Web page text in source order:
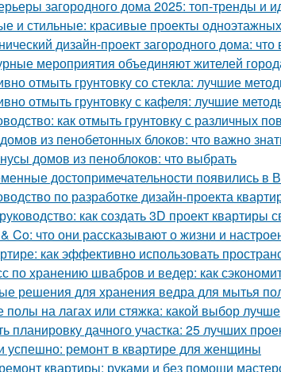
загородного дома 2025: топ-тренды и
и стильные: красивые проекты
дизайн-проект загородного дома: что
мероприятия объединяют жителей
отмыть грунтовку со стекла: лучшие
отмыть грунтовку с кафеля: лучшие
как отмыть грунтовку с различных
из пенобетонных блоков: что важно
домов из пеноблоков: что выбрать
достопримечательности появились в
по разработке дизайн-проекта
как создать 3D проект квартиры
Co: что они рассказывают о жизни и
как эффективно использовать
по хранению швабров и ведер: как
решения для хранения ведра для мытья
на лагах или стяжка: какой выбор лучше
планировку дачного участка: 25 лучших
успешно: ремонт в квартире для женщины
квартиры: руками и без помощи